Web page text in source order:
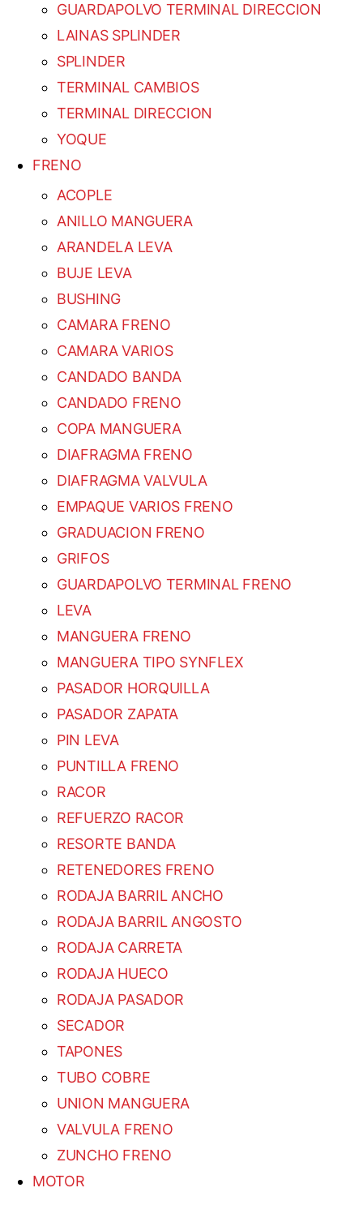
GUARDAPOLVO TERMINAL DIRECCION
LAINAS SPLINDER
SPLINDER
TERMINAL CAMBIOS
TERMINAL DIRECCION
YOQUE
FRENO
ACOPLE
ANILLO MANGUERA
ARANDELA LEVA
BUJE LEVA
BUSHING
CAMARA FRENO
CAMARA VARIOS
CANDADO BANDA
CANDADO FRENO
COPA MANGUERA
DIAFRAGMA FRENO
DIAFRAGMA VALVULA
EMPAQUE VARIOS FRENO
GRADUACION FRENO
GRIFOS
GUARDAPOLVO TERMINAL FRENO
LEVA
MANGUERA FRENO
MANGUERA TIPO SYNFLEX
PASADOR HORQUILLA
PASADOR ZAPATA
PIN LEVA
PUNTILLA FRENO
RACOR
REFUERZO RACOR
RESORTE BANDA
RETENEDORES FRENO
RODAJA BARRIL ANCHO
RODAJA BARRIL ANGOSTO
RODAJA CARRETA
RODAJA HUECO
RODAJA PASADOR
SECADOR
TAPONES
TUBO COBRE
UNION MANGUERA
VALVULA FRENO
ZUNCHO FRENO
MOTOR